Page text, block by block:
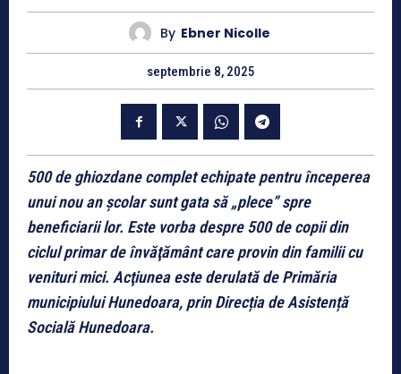
By Ebner Nicolle
septembrie 8, 2025
500 de ghiozdane complet echipate pentru începerea
unui nou an şcolar sunt gata să „plece” spre
beneficiarii lor. Este vorba despre 500 de copii din
ciclul primar de învăţământ care provin din familii cu
venituri mici. Acţiunea este derulată de Primăria
municipiului Hunedoara, prin Direcția de Asistență
Socială Hunedoara.